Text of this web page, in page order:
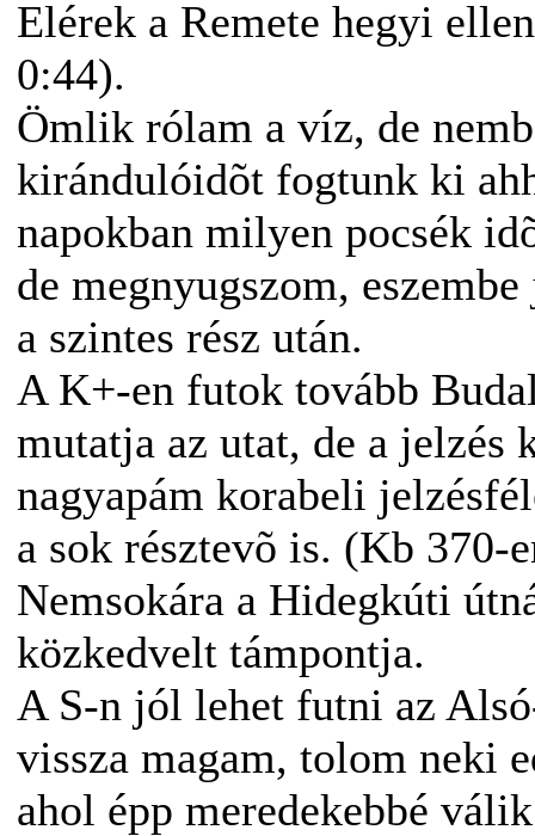
Elérek a Remete hegyi
0:44).
Ömlik rólam a víz, de
kirándulóidõt fogtunk ki
napokban milyen pocsék
de megnyugszom,
a szintes rész után.
A K+-en futok tovább
mutatja az utat, de a jelzés
nagyapám korabeli
a sok résztevõ is. (Kb 370-
Nemsokára a Hidegkúti
közkedvelt támpontja.
A S-n jól lehet futni az
vissza magam, tolom neki
ahol épp meredekebbé